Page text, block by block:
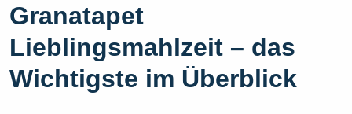
Granatapet
Lieblingsmahlzeit – das
Wichtigste im Überblick